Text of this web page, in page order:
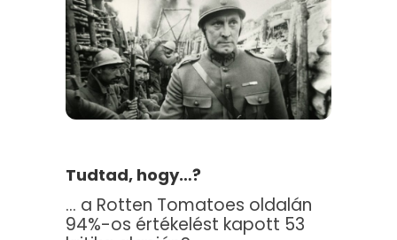
Tudtad, hogy…?
… a Rotten Tomatoes oldalán
94%-os értékelést kapott 53